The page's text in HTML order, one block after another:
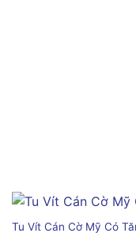
Tu Vít Cán Cờ Mỹ Có